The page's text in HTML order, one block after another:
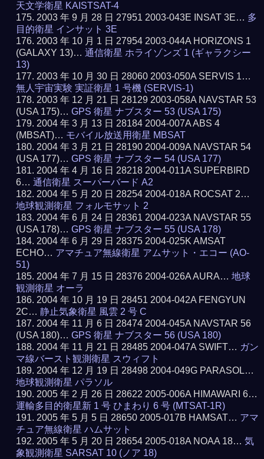
天文学衛星 KAISTSAT-4
2003 年 9 月 28 日 27951 2003-043E INSAT 3E… 多
目的衛星 インサット 3E
2003 年 10 月 1 日 27954 2003-044A HORIZONS 1
(GALAXY 13)…通信衛星 ホライゾンズ 1 (ギャラクシー
13)
2003 年 10 月 30 日 28060 2003-050A SERVIS 1…
無人宇宙実験 実証衛星 1 号機 (SERVIS-1)
2003 年 12 月 21 日 28129 2003-058A NAVSTAR 53
(USA 175)…GPS 衛星 ナブスター 53 (USA 175)
2004 年 3 月 13 日 28184 2004-007A ABS 4
(MBSAT)… モバイル放送用衛星 MBSAT
2004 年 3 月 21 日 28190 2004-009A NAVSTAR 54
(USA 177)…GPS 衛星 ナブスター 54 (USA 177)
2004 年 4 月 16 日 28218 2004-011A SUPERBIRD
6…通信衛星 スーパーバード A2
2004 年 5 月 20 日 28254 2004-018A ROCSAT 2…
地球観測衛星 フォルモサット 2
2004 年 6 月 24 日 28361 2004-023A NAVSTAR 55
(USA 178)…GPS 衛星 ナブスター 55 (USA 178)
2004 年 6 月 29 日 28375 2004-025K AMSAT
ECHO… アマチュア無線衛星 アムサット・エコー (AO-
51)
2004 年 7 月 15 日 28376 2004-026A AURA…地球
観測衛星 オーラ
2004 年 10 月 19 日 28451 2004-042A FENGYUN
2C…静止気象衛星 風雲 2 号 C
2004 年 11 月 6 日 28474 2004-045A NAVSTAR 56
(USA 180)…GPS 衛星 ナブスター 56 (USA 180)
2004 年 11 月 21 日 28485 2004-047A SWIFT… ガン
マ線バースト観測衛星 スウィフト
2004 年 12 月 19 日 28498 2004-049G PARASOL…
地球観測衛星 パラソル
2005 年 2 月 26 日 28622 2005-006A HIMAWARI 6…
運輸多目的衛星新 1 号 ひまわり 6 号 (MTSAT-1R)
2005 年 5 月 5 日 28650 2005-017B HAMSAT… アマ
チュア無線衛星 ハムサット
2005 年 5 月 20 日 28654 2005-018A NOAA 18…気
象観測衛星 SARSAT 10 (ノア 18)